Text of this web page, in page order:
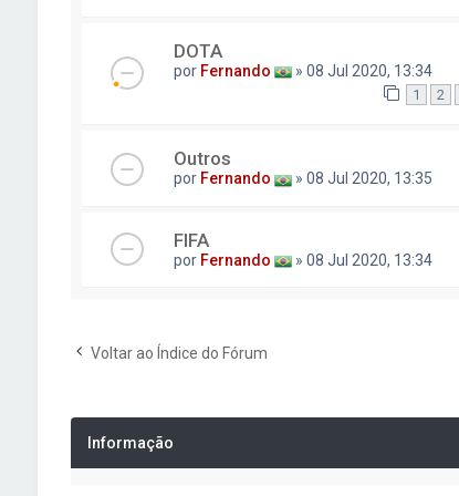
DOTA
por Fernando » 08 Jul 2020, 13:34
1 2
Outros
por Fernando » 08 Jul 2020, 13:35
FIFA
por Fernando » 08 Jul 2020, 13:34
Voltar ao Índice do Fórum
Informação